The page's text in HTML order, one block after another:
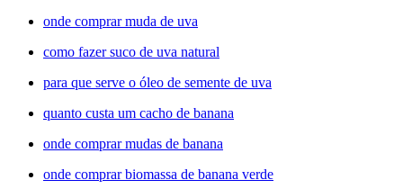
onde comprar muda de uva
como fazer suco de uva natural
para que serve o óleo de semente de uva
quanto custa um cacho de banana
onde comprar mudas de banana
onde comprar biomassa de banana verde